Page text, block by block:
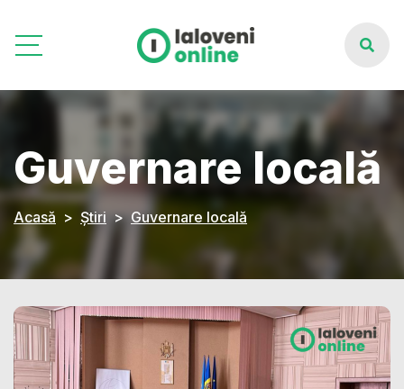
Guvernare locală
Acasă Știri Guvernare locală